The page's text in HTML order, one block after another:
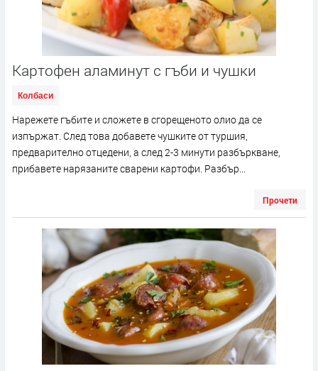
Картофен аламинут с гъби и чушки
Колбаси
Нарежете гъбите и сложете в сгорещеното олио да се
изпържат. След това добавете чушките от туршия,
предварително отцедени, а след 2-3 минути разбъркване,
прибавете нарязаните сварени картофи. Разбър...
Прочети